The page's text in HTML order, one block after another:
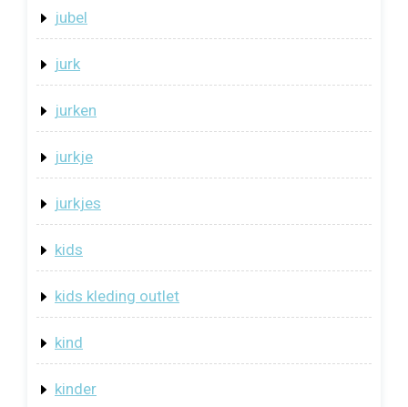
jubel
jurk
jurken
jurkje
jurkjes
kids
kids kleding outlet
kind
kinder